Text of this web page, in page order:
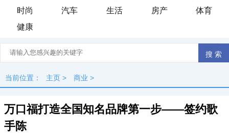
时尚
汽车 生活 房产
体育
健康
当前位置： 主页 > 商业 >
万口福打造全国知名品牌第一步——签约歌
手陈